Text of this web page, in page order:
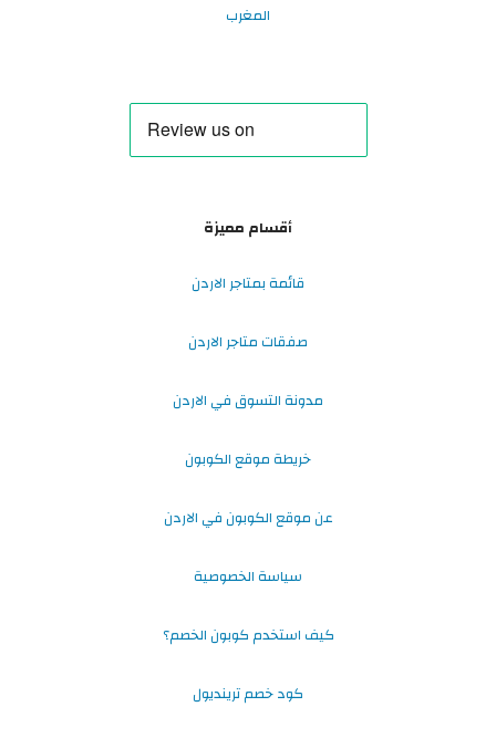
المغرب
أقسام مميزة
قائمة بمتاجر الاردن
صفقات متاجر الاردن
مدونة التسوق في الاردن
خريطة موقع الكوبون
عن موقع الكوبون في الاردن
سياسة الخصوصية
كيف استخدم كوبون الخصم؟
كود خصم ترينديول